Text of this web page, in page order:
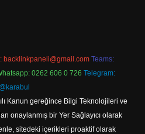
backlinkpaneli@gmail.com Teams:
0262 606 0 726 Telegram:
@karabul
Kanun gereğince Bilgi Teknolojileri ve
onaylanmış bir Yer Sağlayıcı olarak
sitedeki içerikleri proaktif olarak